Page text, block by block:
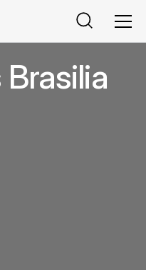
Buscar